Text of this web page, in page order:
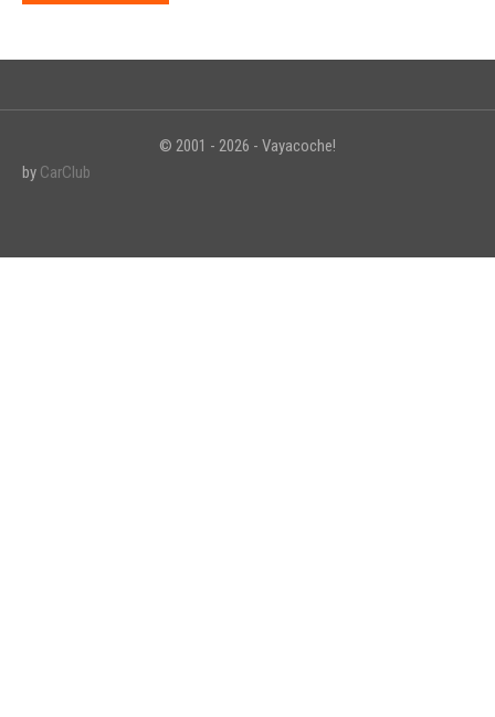
© 2001 - 2026 - Vayacoche!
by CarClub